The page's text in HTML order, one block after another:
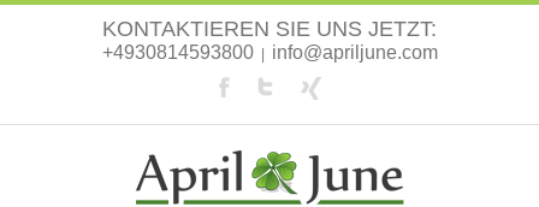
KONTAKTIEREN SIE UNS JETZT:
+4930814593800 info@apriljune.com